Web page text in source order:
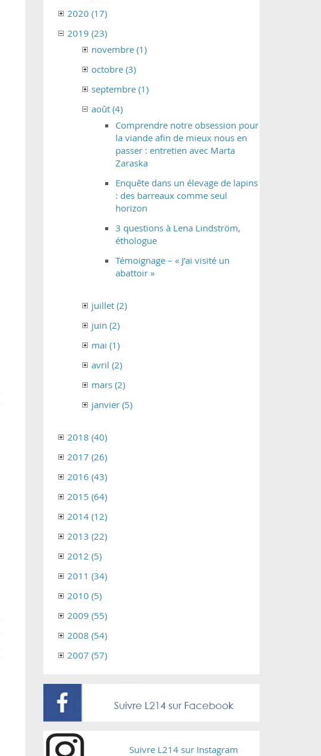
2020 (17)
2019 (23)
novembre (1)
octobre (3)
septembre (1)
août (4)
Comprendre notre obsession pour
la viande afin de mieux nous en
passer : entretien avec Marta
Zaraska
Enquête dans un élevage de lapins
: des barreaux comme seul
horizon
3 questions à Lena Lindström,
éthologue
Témoignage – « J’ai visité un
abattoir »
juillet (2)
juin (2)
mai (1)
avril (2)
mars (2)
janvier (5)
2018 (40)
2017 (26)
2016 (43)
2015 (64)
2014 (12)
2013 (22)
2012 (5)
2011 (34)
2010 (5)
2009 (55)
2008 (54)
2007 (57)
Suivre L214 sur Instagram